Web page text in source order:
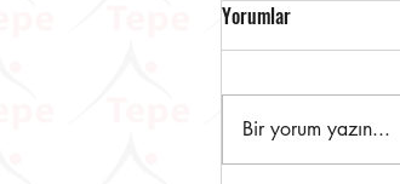
Yorumlar
Bir yorum yazın...